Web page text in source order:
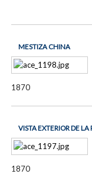
MESTIZA CHINA
1870
VISTA EXTERIOR DE LA
1870